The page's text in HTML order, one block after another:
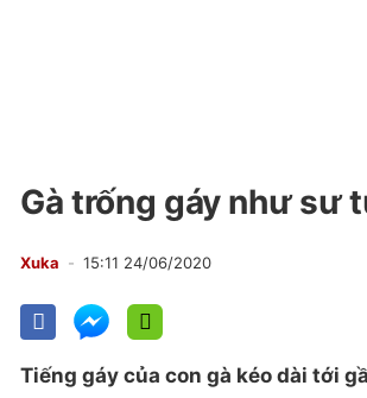
Gà trống gáy như sư
Xuka 15:11 24/06/2020
Tiếng gáy của con gà kéo dài tới